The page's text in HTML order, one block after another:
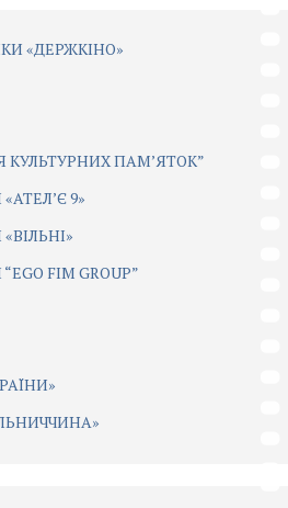
«ДЕРЖКІНО»
ПАМ’ЯТОК”
9»
FIM GROUP”